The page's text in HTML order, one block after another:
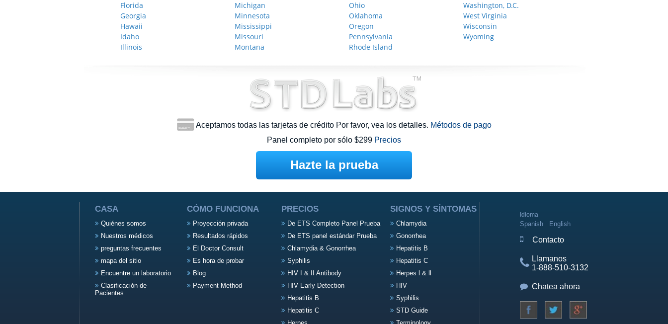
Florida
Georgia
Hawaii
Idaho
Illinois
Michigan
Minnesota
Mississippi
Missouri
Montana
Ohio
Oklahoma
Oregon
Pennsylvania
Rhode Island
Washington, D.C.
West Virginia
Wisconsin
Wyoming
Aceptamos todas las tarjetas de crédito Por favor, vea los detalles. Métodos de pago
Panel completo por sólo $299 Precios
Hazte la prueba
CASA
Quiénes somos
Nuestros médicos
preguntas frecuentes
mapa del sitio
Encuentre un laboratorio
Clasificación de
Pacientes
CÓMO FUNCIONA
Proyección privada
Resultados rápidos
El Doctor Consult
Es hora de probar
Blog
Payment Method
PRECIOS
De ETS Completo Panel Prueba
De ETS panel estándar Prueba
Chlamydia & Gonorrhea
Syphilis
HIV I & II Antibody
HIV Early Detection
Hepatitis B
Hepatitis C
SIGNOS Y SÍNTOMAS
Chlamydia
Gonorrhea
Hepatitis B
Hepatitis C
Herpes l & ll
HIV
Syphilis
STD Guide
Idioma
Spanish English
Contacto
Llamanos
1-888-510-3132
Chatea ahora